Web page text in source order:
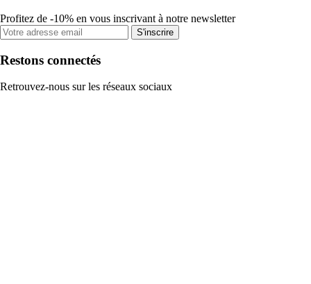
Profitez de -10% en vous inscrivant à notre newsletter
S'inscrire
Restons connectés
Retrouvez-nous sur les réseaux sociaux